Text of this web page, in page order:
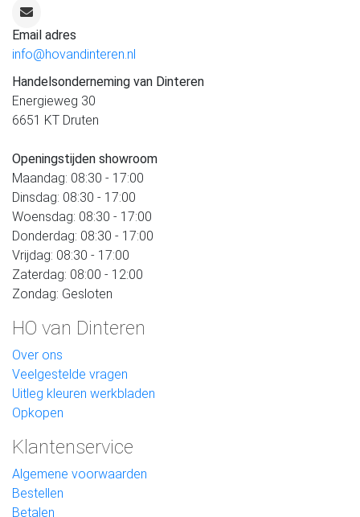
Email adres
info@hovandinteren.nl
Handelsonderneming van Dinteren
Energieweg 30
6651 KT Druten
Openingstijden showroom
Maandag: 08:30 - 17:00
Dinsdag: 08:30 - 17:00
Woensdag: 08:30 - 17:00
Donderdag: 08:30 - 17:00
Vrijdag: 08:30 - 17:00
Zaterdag: 08:00 - 12:00
Zondag: Gesloten
HO van Dinteren
Over ons
Veelgestelde vragen
Uitleg kleuren werkbladen
Opkopen
Klantenservice
Algemene voorwaarden
Bestellen
Betalen